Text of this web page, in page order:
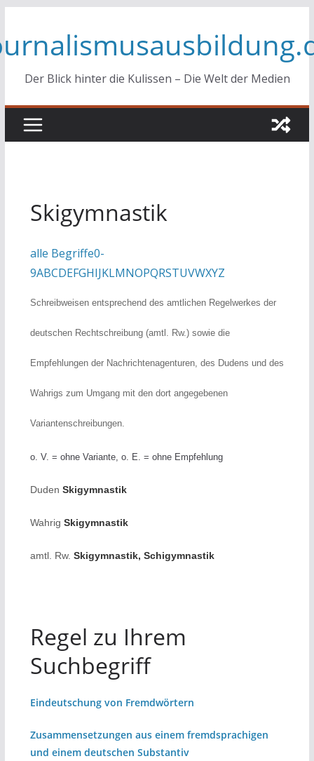
springen
Der Blick hinter die Kulissen – Die Welt der Medien
Skigymnastik
alle Begriffe0-
9ABCDEFGHIJKLMNOPQRSTUVWXYZ
Schreibweisen entsprechend des amtlichen Regelwerkes der
deutschen Rechtschreibung (amtl. Rw.) sowie die
Empfehlungen der Nachrichtenagenturen, des Dudens und des
Wahrigs zum Umgang mit den dort angegebenen
Variantenschreibungen.
o. V. = ohne Variante, o. E. = ohne Empfehlung
Duden Skigymnastik
Wahrig Skigymnastik
amtl. Rw. Skigymnastik, Schigymnastik
Regel zu Ihrem
Suchbegriff
Eindeutschung von Fremdwörtern
Zusammensetzungen aus einem fremdsprachigen
und einem deutschen Substantiv